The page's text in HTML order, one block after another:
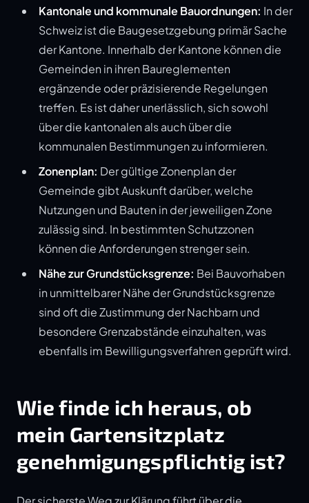
Kantonale und kommunale Bauordnungen: In der
Schweiz ist die Baugesetzgebung primär Sache
der Kantone. Innerhalb der Kantone können die
Gemeinden in ihren Baureglementen
ergänzende oder präzisierende Regelungen
treffen. Es ist daher unerlässlich, sich sowohl
über die kantonalen als auch über die
kommunalen Bestimmungen zu informieren.
Zonenplan: Der gültige Zonenplan der
Gemeinde gibt Auskunft darüber, welche
Nutzungen und Bauten in der jeweiligen Zone
zulässig sind. In bestimmten Schutzzonen
können die Anforderungen strenger sein.
Nähe zur Grundstücksgrenze: Bei Bauvorhaben
in unmittelbarer Nähe der Grundstücksgrenze
sind oft die Zustimmung der Nachbarn und
besondere Grenzabstände einzuhalten, was
ebenfalls im Bewilligungsverfahren geprüft wird.
Wie finde ich heraus, ob
mein Gartensitzplatz
genehmigungspflichtig ist?